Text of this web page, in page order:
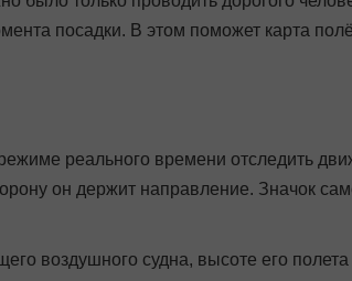
посадки. В этом поможет карта
реального времени отследить
он держит направление. Значок
воздушного судна, высоте его